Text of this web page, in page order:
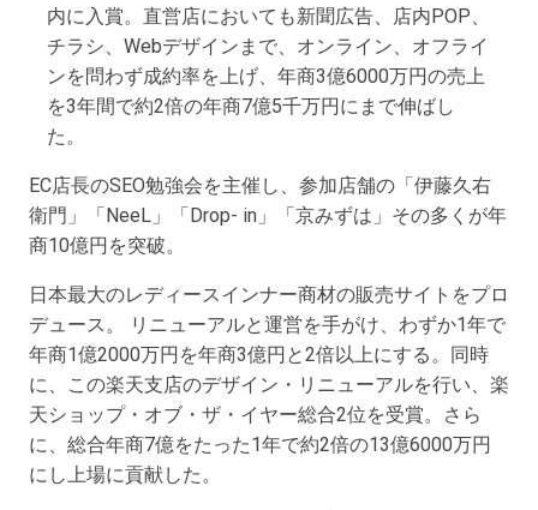
内に入賞。直営店においても新聞広告、店内POP、
チラシ、Webデザインまで、オンライン、オフライ
ンを問わず成約率を上げ、年商3億6000万円の売上
を3年間で約2倍の年商7億5千万円にまで伸ばし
た。
EC店長のSEO勉強会を主催し、参加店舗の「伊藤久右
衛門」「NeeL」「Drop- in」「京みずは」その多くが年
商10億円を突破。
日本最大のレディースインナー商材の販売サイトをプロ
デュース。 リニューアルと運営を手がけ、わずか1年で
年商1億2000万円を年商3億円と2倍以上にする。同時
に、この楽天支店のデザイン・リニューアルを行い、楽
天ショップ・オブ・ザ・イヤー総合2位を受賞。さら
に、総合年商7億をたった1年で約2倍の13億6000万円
にし上場に貢献した。